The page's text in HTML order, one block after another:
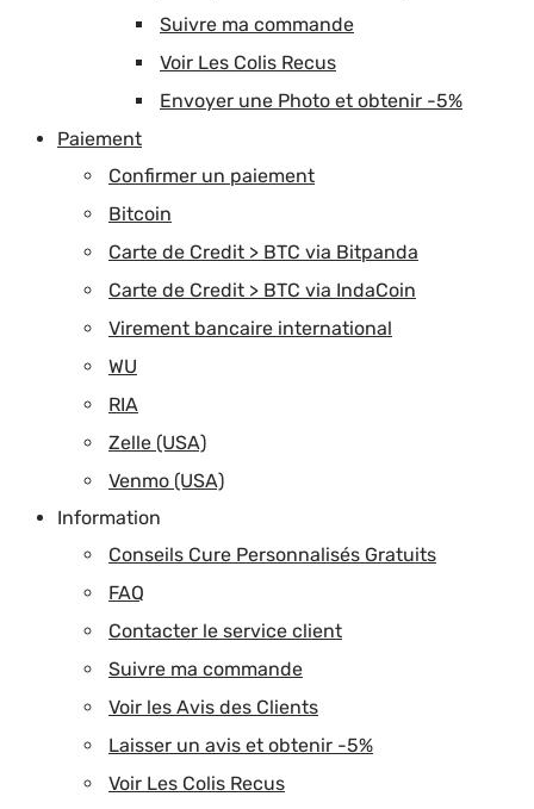
Suivre ma commande
Voir Les Colis Recus
Envoyer une Photo et obtenir -5%
Paiement
Confirmer un paiement
Bitcoin
Carte de Credit > BTC via Bitpanda
Carte de Credit > BTC via IndaCoin
Virement bancaire international
WU
RIA
Zelle (USA)
Venmo (USA)
Information
Conseils Cure Personnalisés Gratuits
FAQ
Contacter le service client
Suivre ma commande
Voir les Avis des Clients
Laisser un avis et obtenir -5%
Voir Les Colis Recus